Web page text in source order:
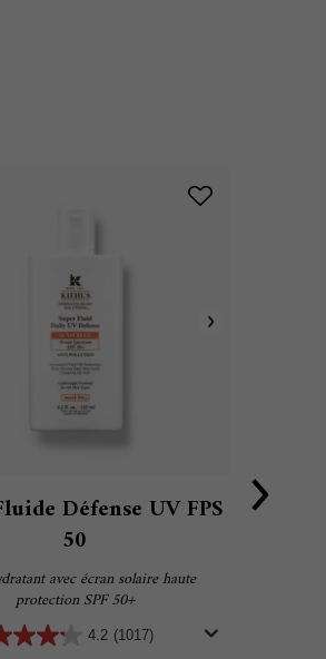
Défense UV FPS
50
avec écran solaire haute
protection SPF 50+
4.2 (1017)